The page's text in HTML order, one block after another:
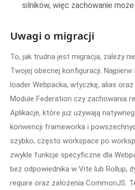
silników, więc zachowanie
Uwagi o migracji
To, jak trudna jest migracja, zależy
Twojej obecnej konfiguracji.
loader Webpacka, wtyczkę, alias
Module Federation czy zachowania
Aplikacje, które już używają
konwencji frameworka i
szybko, często workspace po
zwykle funkcje specyficzne dla
bez odpowiednika w Vite lub Rollup,
require oraz założenia CommonJS.